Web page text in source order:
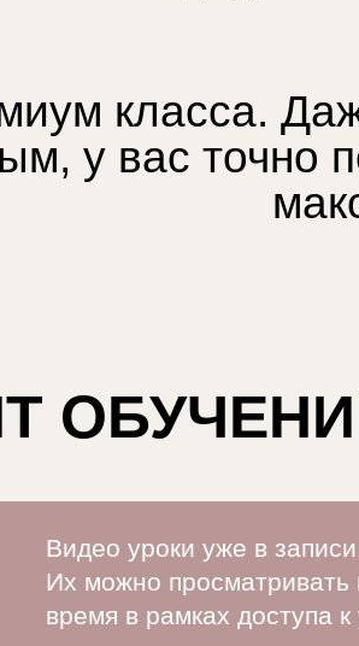
класса.
у вас точно
Видео уроки уже в
Их можно
время в рамках доступа к